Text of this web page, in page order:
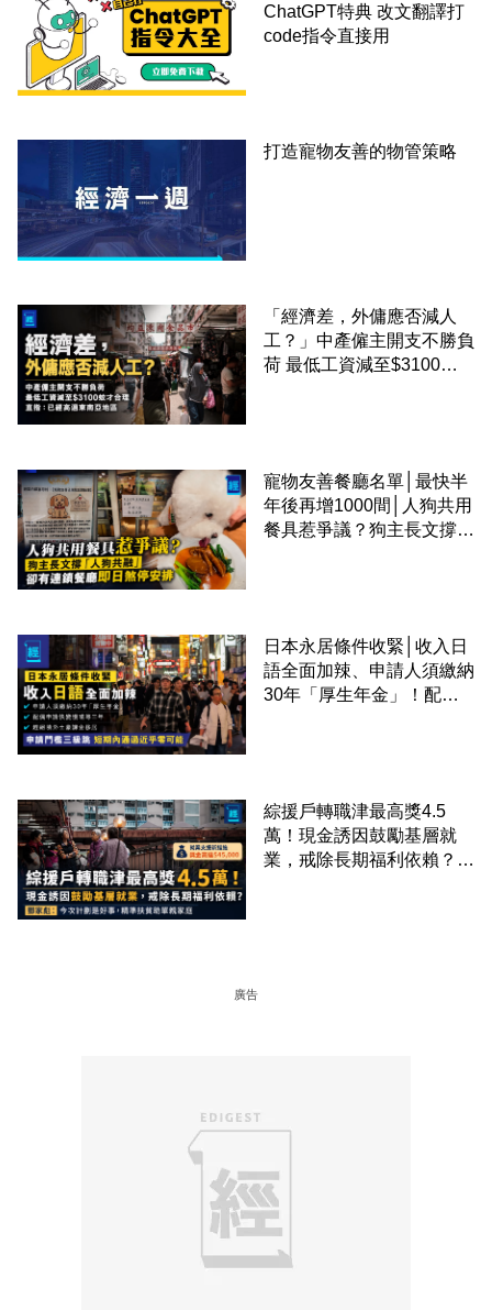
ChatGPT特典 改文翻譯打
code指令直接用
打造寵物友善的物管策略
「經濟差，外傭應否減人
工？」中產僱主開支不勝負
荷 最低工資減至$3100蚊
寵物友善餐廳名單│最快半
年後再增1000間│人狗共用
餐具惹爭議？狗主長文撐
日本永居條件收緊│收入日
語全面加辣、申請人須繳納
30年「厚生年金」！配偶
綜援戶轉職津最高獎4.5
萬！現金誘因鼓勵基層就
業，戒除長期福利依賴？鄧
廣告